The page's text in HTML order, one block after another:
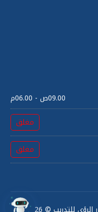
09.00ص - 06.00م
مغلق
مغلق